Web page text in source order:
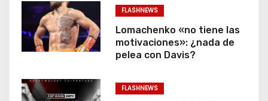
FLASHNEWS
Lomachenko «no tiene las
motivaciones»: ¿nada de
pelea con Davis?
FLASHNEWS